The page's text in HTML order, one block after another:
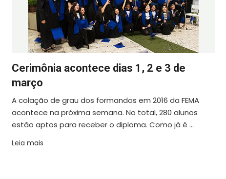
Cerimônia acontece dias 1, 2 e 3 de
março
A colação de grau dos formandos em 2016 da FEMA
acontece na próxima semana. No total, 280 alunos
estão aptos para receber o diploma. Como já é ...
Leia mais